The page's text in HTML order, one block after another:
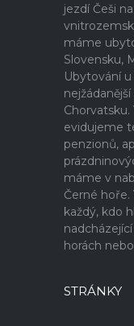
jezdí Češi
máme
Slovensku,
Ubytování
evidujeme
penzionů,
máme v
Černé hoře.
každý, kdo
horách
STRÁNKY